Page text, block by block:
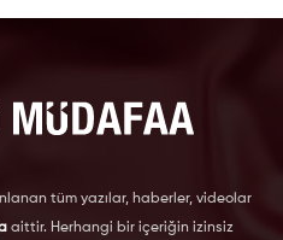
tüm yazılar, haberler, videolar
aittir. Herhangi bir içeriğin izinsiz